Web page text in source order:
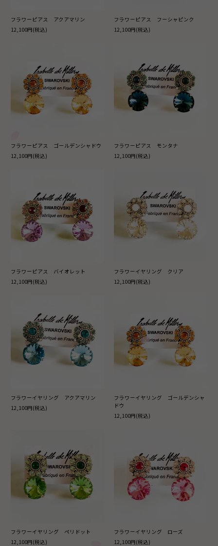
フラワーピアス アクアマリン
12,100円(税込)
フラワーピアス フーシャピンク
12,100円(税込)
フラワーピアス ゴールデンシャドウ
12,100円(税込)
フラワーピアス モンタナ
12,100円(税込)
フラワーピアス バイオレット
12,100円(税込)
フラワーイヤリング クリア
12,100円(税込)
フラワーイヤリング アクアマリン
12,100円(税込)
フラワーイヤリング ゴールデンシャ
ドウ
12,100円(税込)
フラワーイヤリング ペリドット
12,100円(税込)
フラワーイヤリング ローズ
12,100円(税込)